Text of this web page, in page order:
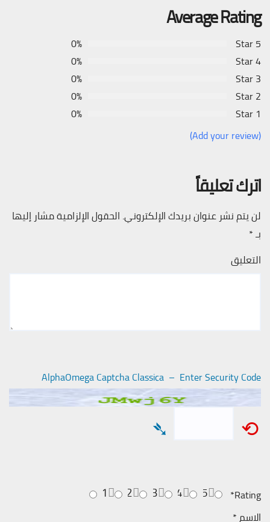
Average Rating
5 Star
0%
4 Star
0%
3 Star
0%
2 Star
0%
1 Star
0%
(Add your review)
اترك تعليقاً
لن يتم نشر عنوان بريدك الإلكتروني. الحقول الإلزامية مشار إليها
بـ*
التعليق
AlphaOmega Captcha Classica – Enter Security Code
⟲
➴
Rating
*
5
4
3
2
1
الاسم*